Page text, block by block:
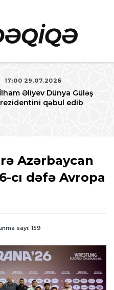
17:00 29.07.2026
Əliyev Dünya Güləş
qəbul edib
Azərbaycan
cı dəfə Avropa
sayı: 159